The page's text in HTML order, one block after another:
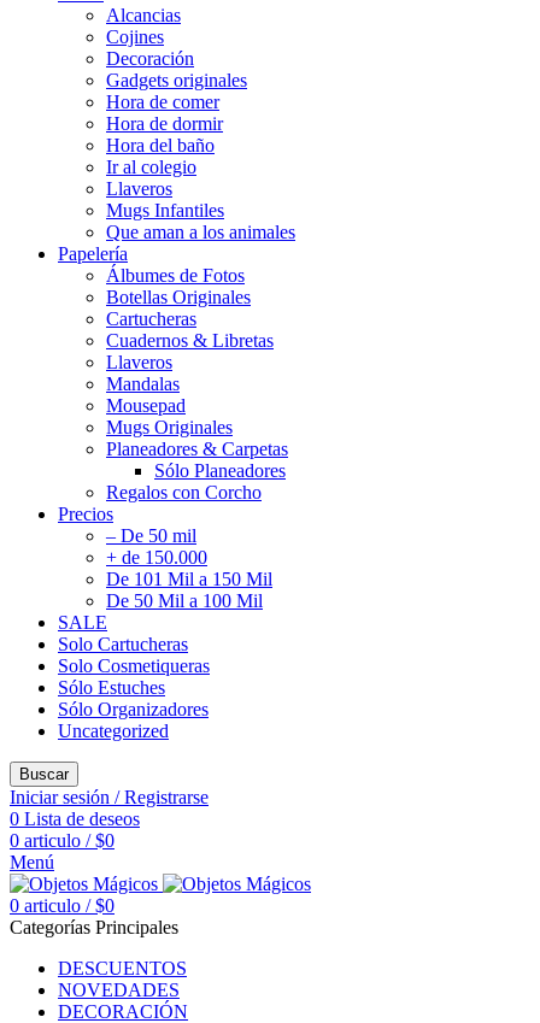
Alcancias
Cojines
Decoración
Gadgets originales
Hora de comer
Hora de dormir
Hora del baño
Ir al colegio
Llaveros
Mugs Infantiles
Que aman a los animales
Papelería
Álbumes de Fotos
Botellas Originales
Cartucheras
Cuadernos & Libretas
Llaveros
Mandalas
Mousepad
Mugs Originales
Planeadores & Carpetas
Sólo Planeadores
Regalos con Corcho
Precios
– De 50 mil
+ de 150.000
De 101 Mil a 150 Mil
De 50 Mil a 100 Mil
SALE
Solo Cartucheras
Solo Cosmetiqueras
Sólo Estuches
Sólo Organizadores
Uncategorized
Buscar
Iniciar sesión / Registrarse
0 Lista de deseos
0 articulo / $0
Menú
0 articulo / $0
Categorías Principales
DESCUENTOS
NOVEDADES
DECORACIÓN